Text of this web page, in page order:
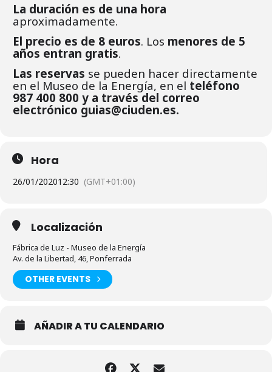
La duración es de una hora
aproximadamente.
El precio es de 8 euros. Los menores de 5
años entran gratis.
Las reservas se pueden hacer directamente
en el Museo de la Energía, en el teléfono
987 400 800 y a través del correo
electrónico guias@ciuden.es.
Hora
26/01/202012:30 (GMT+01:00)
Localización
Fábrica de Luz - Museo de la Energía
Av. de la Libertad, 46, Ponferrada
OTHER EVENTS
AÑADIR A TU CALENDARIO